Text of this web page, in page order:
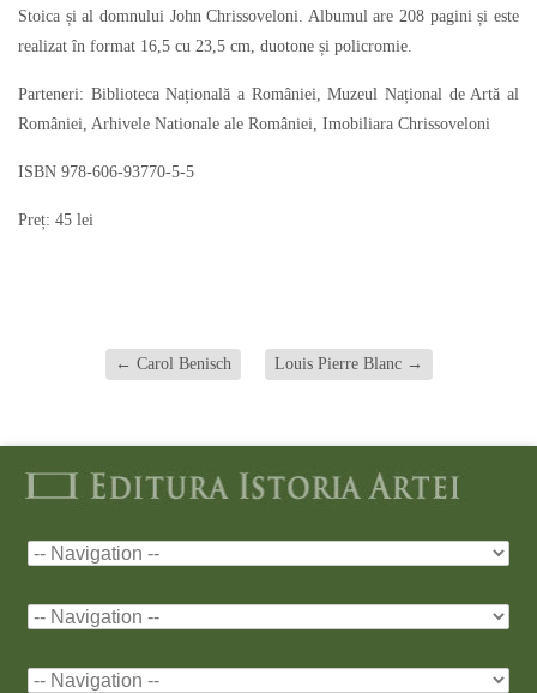
Stoica și al domnului John Chrissoveloni. Albumul are 208 pagini și este
realizat în format 16,5 cu 23,5 cm, duotone și policromie.
Parteneri: Biblioteca Națională a României, Muzeul Național de Artă al
României, Arhivele Nationale ale României, Imobiliara Chrissoveloni
ISBN 978-606-93770-5-5
Preț: 45 lei
← Carol Benisch Louis Pierre Blanc →